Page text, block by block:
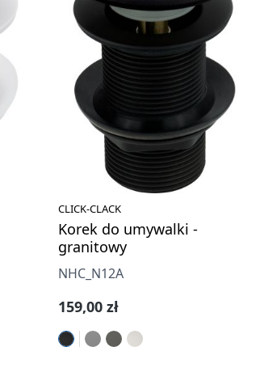
CLICK-CLACK
Korek do umywalki -
granitowy
NHC_N12A
Cena regularna:
159,00 zł